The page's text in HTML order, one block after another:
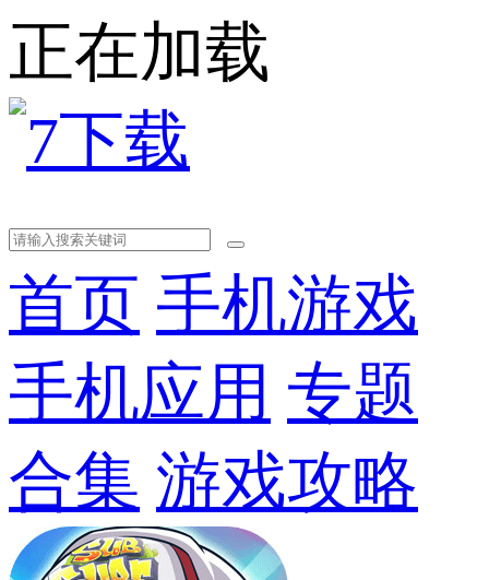
正在加载
首页 手机游戏
手机应用 专题
合集 游戏攻略